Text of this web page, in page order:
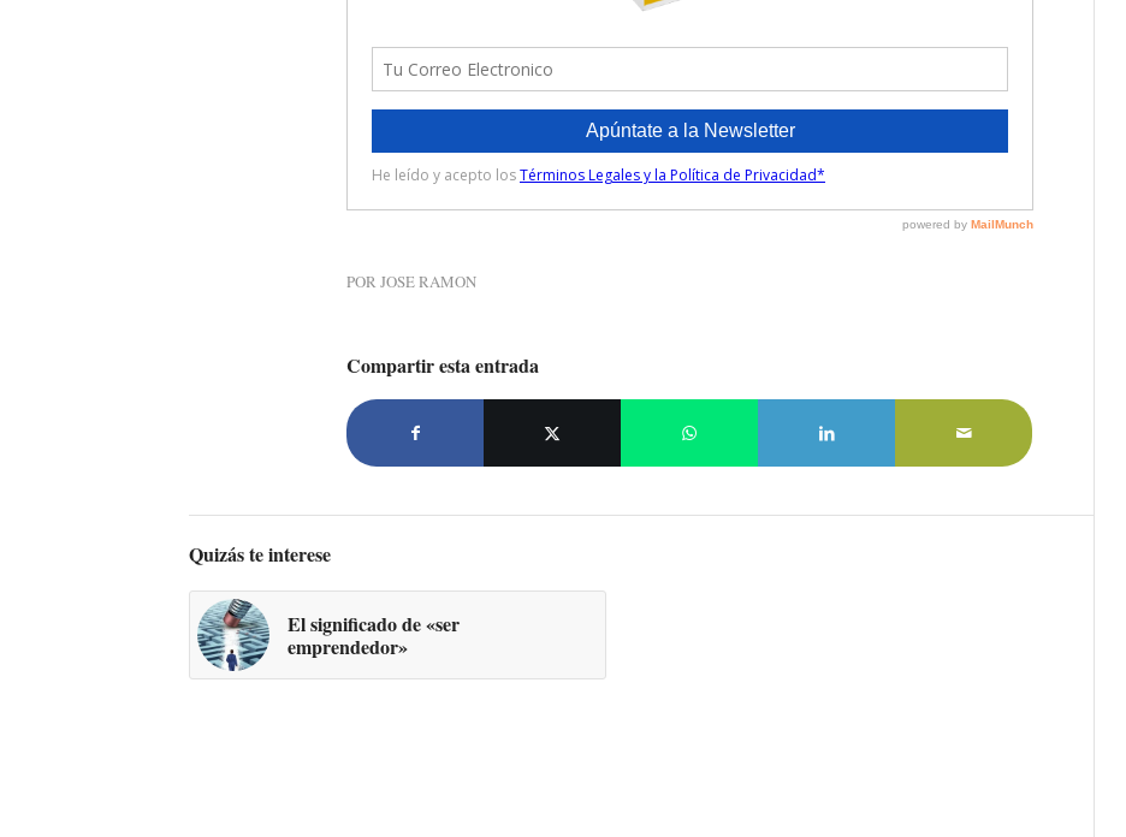
POR JOSE RAMON
Compartir esta entrada
Quizás te interese
El significado de «ser
emprendedor»